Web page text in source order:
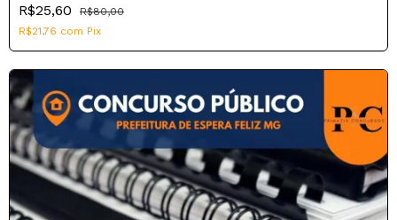
R$25,60
R$80,00
R$21,76 com Pix